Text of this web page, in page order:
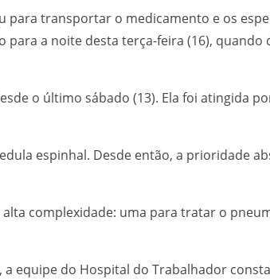
para transportar o medicamento e os
a noite desta terça-feira (16), quando
o último sábado (13). Ela foi atingida
espinhal. Desde então, a prioridade
complexidade: uma para tratar o
equipe do Hospital do Trabalhador